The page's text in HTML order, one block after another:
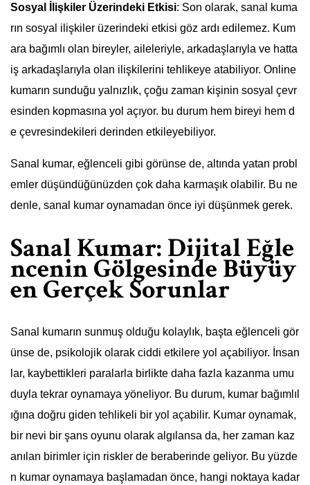
Sosyal İlişkiler Üzerindeki Etkisi: Son olarak, sanal kuma
rın sosyal ilişkiler üzerindeki etkisi göz ardı edilemez. Kum
ara bağımlı olan bireyler, aileleriyle, arkadaşlarıyla ve hatta
iş arkadaşlarıyla olan ilişkilerini tehlikeye atabiliyor. Online
kumarın sunduğu yalnızlık, çoğu zaman kişinin sosyal çevr
esinden kopmasına yol açıyor. bu durum hem bireyi hem d
e çevresindekileri derinden etkileyebiliyor.
Sanal kumar, eğlenceli gibi görünse de, altında yatan probl
emler düşündüğünüzden çok daha karmaşık olabilir. Bu ne
denle, sanal kumar oynamadan önce iyi düşünmek gerek.
Sanal Kumar: Dijital Eğle
ncenin Gölgesinde Büyüy
en Gerçek Sorunlar
Sanal kumarın sunmuş olduğu kolaylık, başta eğlenceli gör
ünse de, psikolojik olarak ciddi etkilere yol açabiliyor. İnsan
lar, kaybettikleri paralarla birlikte daha fazla kazanma umu
duyla tekrar oynamaya yöneliyor. Bu durum, kumar bağımlıl
ığına doğru giden tehlikeli bir yol açabilir. Kumar oynamak,
bir nevi bir şans oyunu olarak algılansa da, her zaman kaz
anılan birimler için riskler de beraberinde geliyor. Bu yüzde
n kumar oynamaya başlamadan önce, hangi noktaya kadar